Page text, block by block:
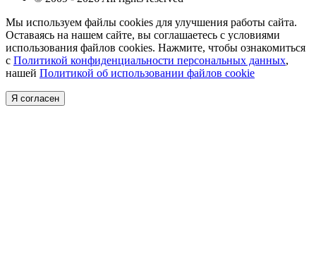
Мы используем файлы cookies для улучшения работы сайта.
Оставаясь на нашем сайте, вы соглашаетесь с условиями
использования файлов cookies. Нажмите, чтобы ознакомиться
с Политикой конфиденциальности персональных данных,
нашей Политикой об использовании файлов cookie
Я согласен